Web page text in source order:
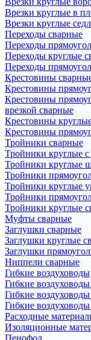
Врезки круглые в
Врезки круглые
Переходы сварные
Переходы
Переходы круглые
Переходы
Крестовины
Крестовины
Крестовины
врезкой сварные
Крестовины
Крестовины
Тройники сварные
Тройники круглые с
Тройники круглые
Тройники
Тройники круглые
Тройники
Тройники круглые
Муфты сварные
Заглушки сварные
Заглушки круглые
Заглушки
Ниппели сварные
Гибкие воздуховоды
Гибкие
Гибкие
Гибкие
Расходные
Изоляционные
Пенофол